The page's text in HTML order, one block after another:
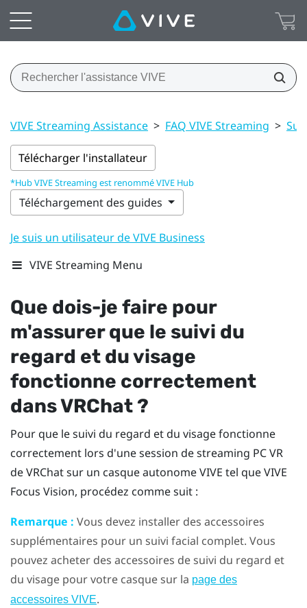
VIVE Streaming Assistance > FAQ VIVE Streaming >
Télécharger l'installateur
*Hub VIVE Streaming est renommé VIVE Hub
Téléchargement des guides
Je suis un utilisateur de VIVE Business
VIVE Streaming Menu
Que dois-je faire pour
m'assurer que le suivi du
regard et du visage
fonctionne correctement
dansVRChat?
Pour que le suivi du regard et du visage fonctionne
correctement lors d'une session de streaming PC VR
deVRChatsur un casque autonomeVIVE tel queVIVE
Focus Vision, procédez comme suit :
Remarque : Vous devez installer des accessoires
supplémentaires pour un suivi facial complet. Vous
pouvez acheter des accessoires de suivi du regard et
du visage pour votre casque sur la page des
accessoires VIVE.